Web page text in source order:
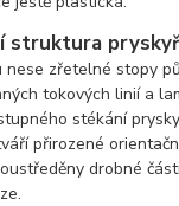
struktura
zřetelné stopy
tokových linií a
stékání
přirozené
drobné